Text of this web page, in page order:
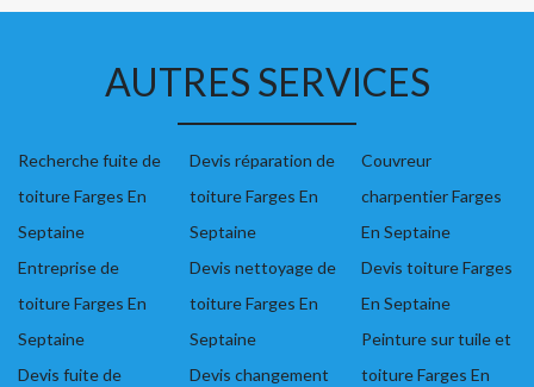
AUTRES SERVICES
Recherche fuite de
toiture Farges En
Septaine
Entreprise de
toiture Farges En
Septaine
Devis fuite de
Devis réparation de
toiture Farges En
Septaine
Devis nettoyage de
toiture Farges En
Septaine
Devis changement
Couvreur
charpentier Farges
En Septaine
Devis toiture Farges
En Septaine
Peinture sur tuile et
toiture Farges En